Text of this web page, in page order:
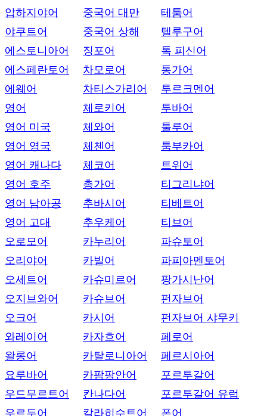
압하지야어
야쿠트어
에스토니아어
에스페란토어
에웨어
영어
영어 미국
영어 영국
영어 캐나다
영어 호주
영어 남아공
영어 고대
오로모어
오리야어
오세트어
오지브와어
오크어
와레이어
왈롱어
요루바어
우드무르트어
우르두어
중국어 대만
중국어 상해
징포어
차모로어
차티스가리어
체로키어
체와어
체첸어
체코어
총가어
추바시어
추우케어
카누리어
카빌어
카슈미르어
카슈브어
카시어
카자흐어
카탈로니아어
카팜팡안어
칸나다어
칼라히수트어
테툼어
텔루구어
톡 피신어
통가어
투르크멘어
투바어
툴루어
툼부카어
트위어
티그리냐어
티베트어
티브어
파슈토어
파피아멘토어
팡가시난어
펀자브어
펀자브어 샤무키
페로어
페르시아어
포르투갈어
포르투갈어 유럽
폰어